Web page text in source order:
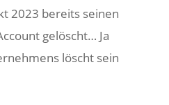
2023 bereits seinen
gelöscht… Ja
löscht sein